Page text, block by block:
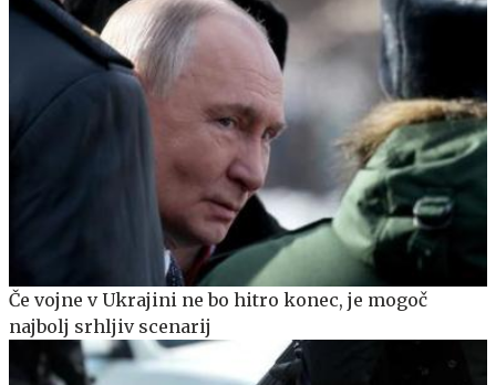
Če vojne v Ukrajini ne bo hitro konec, je mogoč
najbolj srhljiv scenarij